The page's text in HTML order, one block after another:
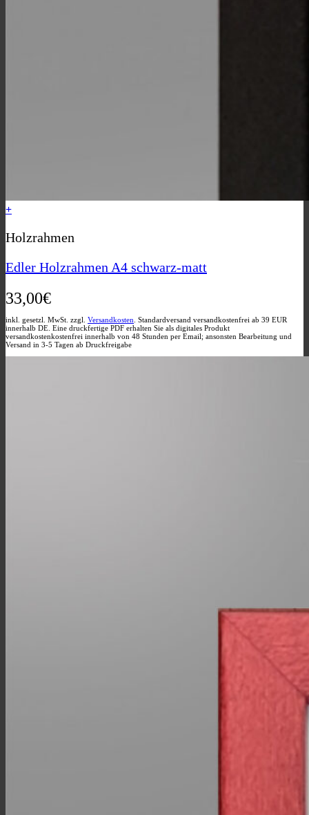
+
Holzrahmen
Edler Holzrahmen A4 schwarz-matt
33,00€
inkl. gesetzl. MwSt. zzgl. Versandkosten . Standardversand versandkostenfrei ab 39 EUR
innerhalb DE. Eine druckfertige PDF erhalten Sie als digitales Produkt
versandkostenkostenfrei innerhalb von 48 Stunden per Email; ansonsten Bearbeitung und
Versand in 3-5 Tagen ab Druckfreigabe